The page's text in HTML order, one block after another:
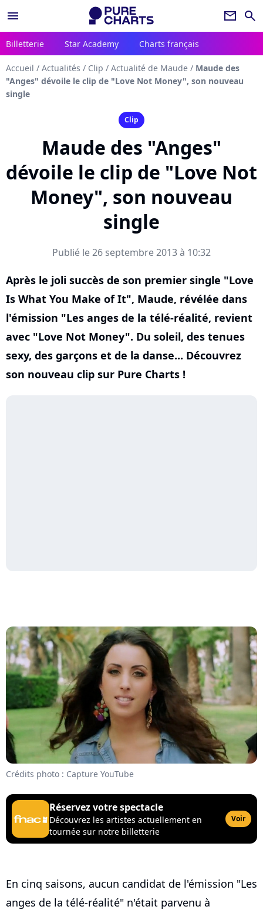
menu newsletter search
Billetterie Star Academy Charts français
Accueil / Actualités / Clip / Actualité de Maude / Maude des
"Anges" dévoile le clip de "Love Not Money", son nouveau
single
Clip
Maude des "Anges"
dévoile le clip de "Love Not
Money", son nouveau
single
Publié le 26 septembre 2013 à 10:32
Après le joli succès de son premier single "Love
Is What You Make of It", Maude, révélée dans
l'émission "Les anges de la télé-réalité, revient
avec "Love Not Money". Du soleil, des tenues
sexy, des garçons et de la danse... Découvrez
son nouveau clip sur Pure Charts !
Crédits photo : Capture YouTube
Réservez votre spectacle
Découvrez les artistes actuellement en
tournée sur notre billetterie
Voir
En cinq saisons, aucun candidat de l'émission "Les
anges de la télé-réalité" n'était parvenu à